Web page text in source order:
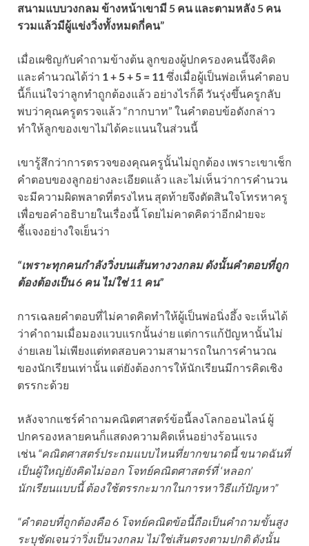
สนามแบบวงกลม ข้างหน้าเขามี 5 คน และตามหลัง 5 คน
รวมแล้วมีผู้แข่งวิ่งทั้งหมดกี่คน”
เมื่อเผชิญกับคำถามข้างต้น ลูกของผู้ปกครองคนนี้จึงคิด
และคำนวณได้ว่า 1 + 5 + 5 = 11ซึ่งเมื่อผู้เป็นพ่อเห็นคำตอบ
นี้ก็แน่ใจว่าลูกทำถูกต้องแล้ว อย่างไรก็ดี วันรุ่งขึ้นครูกลับ
พบว่าคุณครูตรวจแล้ว “กากบาท” ในคำตอบข้อดังกล่าว
ทำให้ลูกของเขาไม่ได้คะแนนในส่วนนี้
เขารู้สึกว่าการตรวจของคุณครูนั้นไม่ถูกต้อง เพราะเขาเช็ก
คำตอบของลูกอย่างละเอียดแล้ว และไม่เห็นว่าการคำนวน
จะมีความผิดพลาดที่ตรงไหน สุดท้ายจึงตัดสินใจโทรหาครู
เพื่อขอคำอธิบายในเรื่องนี้ โดยไม่คาดคิดว่าอีกฝ่ายจะ
ชี้แจงอย่างใจเย็นว่า
“เพราะทุกคนกำลังวิ่งบนเส้นทางวงกลม ดังนั้นคำตอบที่ถูก
ต้องต้องเป็น 6 คน ไม่ใช่ 11 คน”
การเฉลยคำตอบที่ไม่คาดคิดทำให้ผู้เป็นพ่อนิ่งอึ้ง จะเห็นได้
ว่าคำถามเมื่อมองแวบแรกนั้นง่าย แต่การแก้ปัญหานั้นไม่
ง่ายเลย ไม่เพียงแต่ทดสอบความสามารถในการคำนวณ
ของนักเรียนเท่านั้น แต่ยังต้องการให้นักเรียนมีการคิดเชิง
ตรรกะด้วย
หลังจากแชร์คำถามคณิตศาสตร์ข้อนี้ลงโลกออนไลน์ ผู้
ปกครองหลายคนก็แสดงความคิดเห็นอย่างร้อนแรง
เช่น “คณิตศาสตร์ประถมแบบไหนที่ยากขนาดนี้ ขนาดฉันที่
เป็นผู้ใหญ่ยังคิดไม่ออก โจทย์คณิตศาสตร์ที่ ‘หลอก’
นักเรียนแบบนี้ ต้องใช้ตรรกะมากในการหาวิธีแก้ปัญหา”
“คำตอบที่ถูกต้องคือ 6 โจทย์คณิตข้อนี้ถือเป็นคำถามขั้นสูง
ระบุชัดเจนว่าวิ่งเป็นวงกลม ไม่ใช่เส้นตรงตามปกติ ดังนั้น